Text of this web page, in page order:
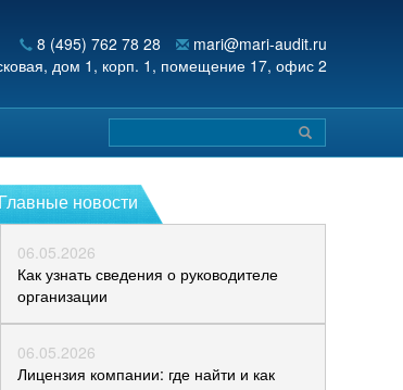
8 (495) 762 78 28
mari@mari-audit.ru
дом 1, корп. 1, помещение 17, офис 2
Главные новости
06.05.2026
Как узнать сведения о руководителе
организации
06.05.2026
Лицензия компании: где найти и как